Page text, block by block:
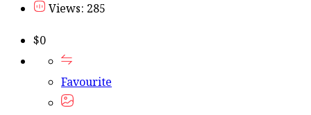
Views: 285
$0
Favourite